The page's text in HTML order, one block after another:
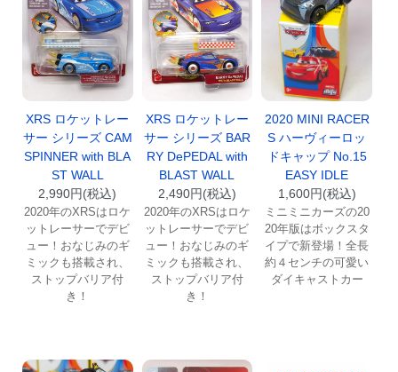
XRS ロケットレー
サー シリーズ CAM
SPINNER with BLA
ST WALL
2,990円(税込)
2020年のXRSはロケ
ットレーサーでデビ
ュー！おなじみのギ
ミックも搭載され、
ストップバリア付
き！
XRS ロケットレー
サー シリーズ BAR
RY DePEDAL with
BLAST WALL
2,490円(税込)
2020年のXRSはロケ
ットレーサーでデビ
ュー！おなじみのギ
ミックも搭載され、
ストップバリア付
き！
2020 MINI RACER
S ハーヴィーロッ
ドキャップ No.15
EASY IDLE
1,600円(税込)
ミニミニカーズの20
20年版はボックスタ
イプで新登場！全長
約４センチの可愛い
ダイキャストカー